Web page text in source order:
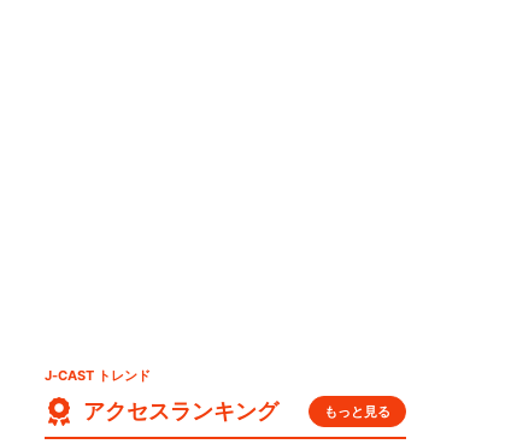
J-CAST トレンド
アクセスランキング もっと見る